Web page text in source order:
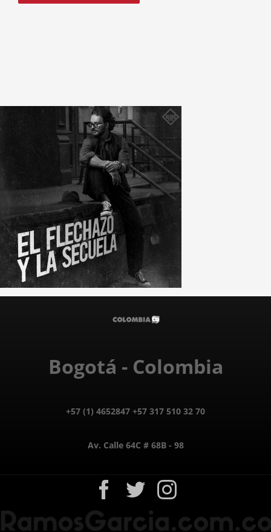
Bogotá - Colombia
+57 (1) 4652847 +57 317 510 32 70
Av. Calle 64C # 68B - 98